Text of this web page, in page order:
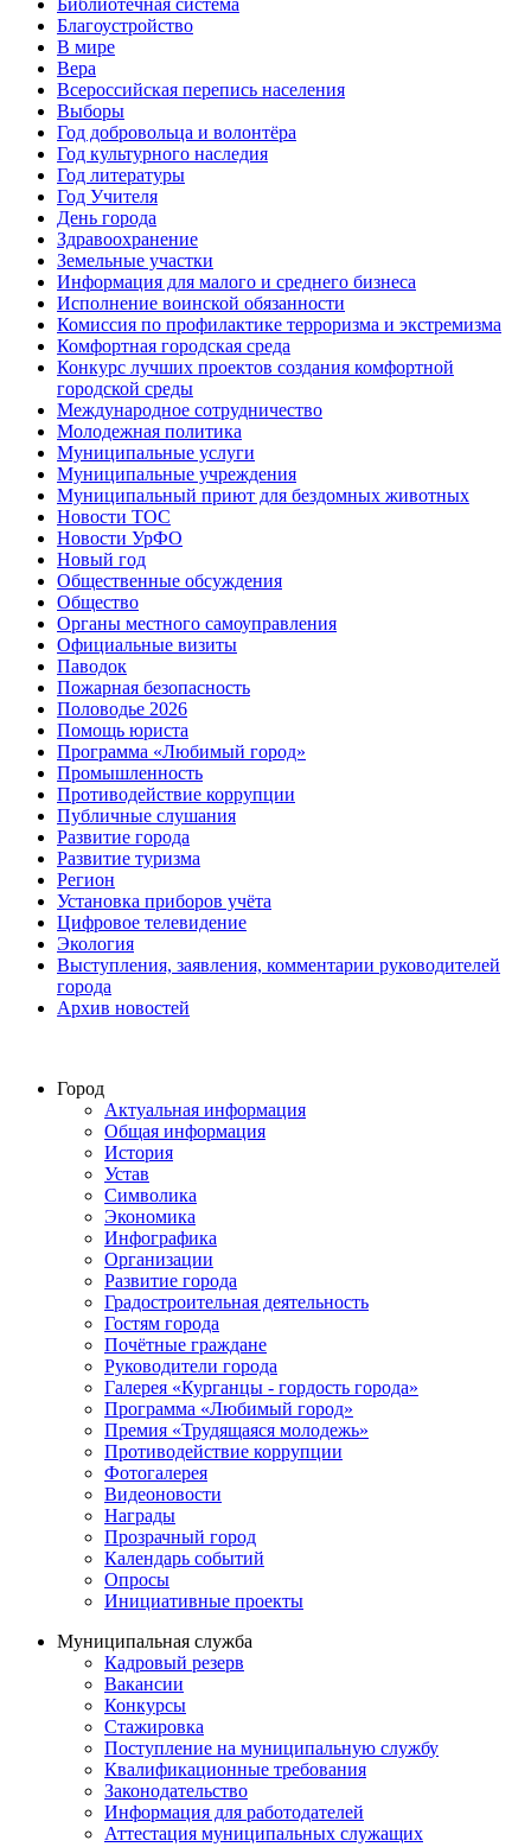
Библиотечная система
Благоустройство
В мире
Вера
Всероссийская перепись населения
Выборы
Год добровольца и волонтёра
Год культурного наследия
Год литературы
Год Учителя
День города
Здравоохранение
Земельные участки
Информация для малого и среднего бизнеса
Исполнение воинской обязанности
Комиссия по профилактике терроризма и экстремизма
Комфортная городская среда
Конкурс лучших проектов создания комфортной
городской среды
Международное сотрудничество
Молодежная политика
Муниципальные услуги
Муниципальные учреждения
Муниципальный приют для бездомных животных
Новости ТОС
Новости УрФО
Новый год
Общественные обсуждения
Общество
Органы местного самоуправления
Официальные визиты
Паводок
Пожарная безопасность
Половодье 2026
Помощь юриста
Программа «Любимый город»
Промышленность
Противодействие коррупции
Публичные слушания
Развитие города
Развитие туризма
Регион
Установка приборов учёта
Цифровое телевидение
Экология
Выступления, заявления, комментарии руководителей
города
Архив новостей
Город
Актуальная информация
Общая информация
История
Устав
Символика
Экономика
Инфографика
Организации
Развитие города
Градостроительная деятельность
Гостям города
Почётные граждане
Руководители города
Галерея «Курганцы - гордость города»
Программа «Любимый город»
Премия «Трудящаяся молодежь»
Противодействие коррупции
Фотогалерея
Видеоновости
Награды
Прозрачный город
Календарь событий
Опросы
Инициативные проекты
Муниципальная служба
Кадровый резерв
Вакансии
Конкурсы
Стажировка
Поступление на муниципальную службу
Квалификационные требования
Законодательство
Информация для работодателей
Аттестация муниципальных служащих